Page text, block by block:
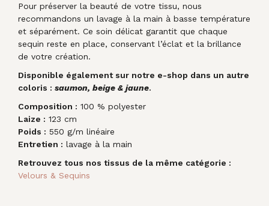
Pour préserver la beauté de votre tissu, nous
recommandons un lavage à la main à basse température
et séparément. Ce soin délicat garantit que chaque
sequin reste en place, conservant l’éclat et la brillance
de votre création.
Disponible également sur notre e-shop dans un autre
coloris : saumon, beige & jaune.
Composition : 100 % polyester
Laize : 123 cm
Poids : 550 g/m linéaire
Entretien : lavage à la main
Retrouvez tous nos tissus de la même catégorie :
Velours & Sequins